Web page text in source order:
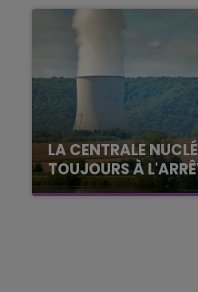
LA CENTRALE
TOUJOURS À
Cela fait déjà une
nucléaire ardennaise
justifiée par la